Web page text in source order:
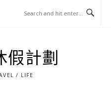
假計劃
/ LIFE